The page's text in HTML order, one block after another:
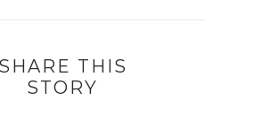
SHARE THIS
STORY